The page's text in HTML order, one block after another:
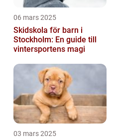
06 mars 2025
Skidskola för barn i
Stockholm: En guide till
vintersportens magi
03 mars 2025